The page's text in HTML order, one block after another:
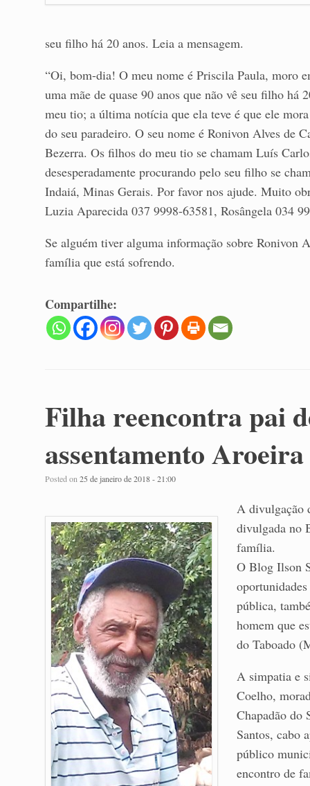
seu filho há 20 anos. Leia a mensagem.
“Oi, bom-dia! O meu nome é Priscila Paula, moro
uma mãe de quase 90 anos que não vê seu filho
meu tio; a última notícia que ela teve é que ele
do seu paradeiro. O seu nome é Ronivon Alves de
Bezerra. Os filhos do meu tio se chamam Luís
desesperadamente procurando pelo seu filho se
Indaiá, Minas Gerais. Por favor nos ajude. Muito
Luzia Aparecida 037 9998-63581, Rosângela 034
Se alguém tiver alguma informação sobre Ronivon
família que está sofrendo.
Compartilhe:
Filha reencontra pai
assentamento Aroeira
Posted on 25 de janeiro de 2018 - 21:00
A divulgação
divulgada no
família.
O Blog Ilson
pública,
homem que
do Taboado
A simpatia e
Coelho,
Chapadão do
Santos, cabo
público
encontro de